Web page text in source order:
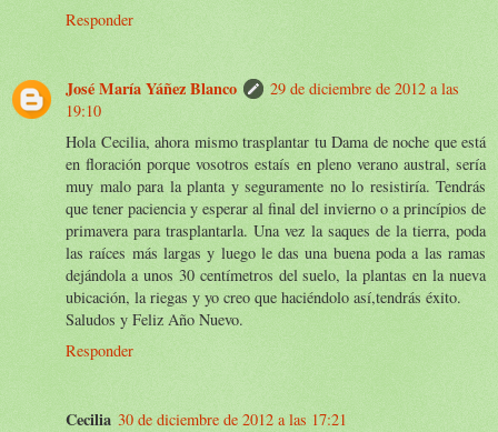
Responder
José María Yáñez Blanco
29 de diciembre de 2012 a las
19:10
Hola Cecilia, ahora mismo trasplantar tu Dama de noche que está
en floración porque vosotros estaís en pleno verano austral, sería
muy malo para la planta y seguramente no lo resistiría. Tendrás
que tener paciencia y esperar al final del invierno o a princípios de
primavera para trasplantarla. Una vez la saques de la tierra, poda
las raíces más largas y luego le das una buena poda a las ramas
dejándola a unos 30 centímetros del suelo, la plantas en la nueva
ubicación, la riegas y yo creo que haciéndolo así,tendrás éxito.
Saludos y Feliz Año Nuevo.
Responder
Cecilia 30 de diciembre de 2012 a las 17:21